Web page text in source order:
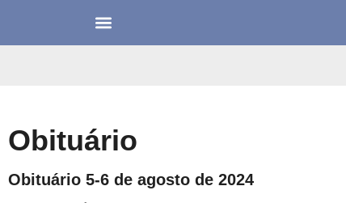
Obituário
Obituário 5-6 de agosto de 2024